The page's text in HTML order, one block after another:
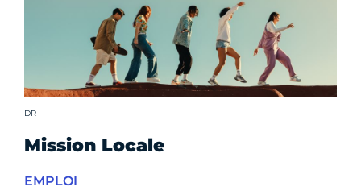
Crédit photo :
DR
Mission Locale
EMPLOI